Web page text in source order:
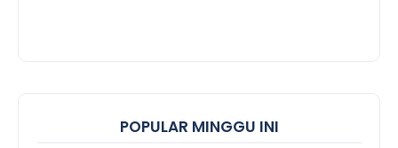
POPULAR MINGGU INI